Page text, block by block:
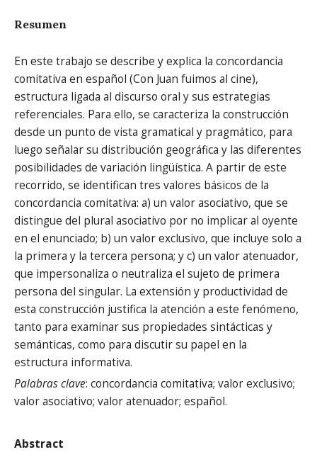
Resumen
En este trabajo se describe y explica la concordancia
comitativa en español (Con Juan fuimos al cine),
estructura ligada al discurso oral y sus estrategias
referenciales. Para ello, se caracteriza la construcción
desde un punto de vista gramatical y pragmático, para
luego señalar su distribución geográfica y las diferentes
posibilidades de variación lingüística. A partir de este
recorrido, se identifican tres valores básicos de la
concordancia comitativa: a) un valor asociativo, que se
distingue del plural asociativo por no implicar al oyente
en el enunciado; b) un valor exclusivo, que incluye solo a
la primera y la tercera persona; y c) un valor atenuador,
que impersonaliza o neutraliza el sujeto de primera
persona del singular. La extensión y productividad de
esta construcción justifica la atención a este fenómeno,
tanto para examinar sus propiedades sintácticas y
semánticas, como para discutir su papel en la
estructura informativa.
Palabras clave: concordancia comitativa; valor exclusivo;
valor asociativo; valor atenuador; español.
Abstract